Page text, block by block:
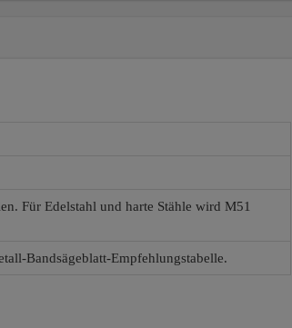
Für Edelstahl und harte Stähle wird M51
Bandsägeblatt-Empfehlungstabelle.